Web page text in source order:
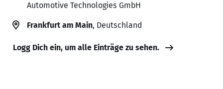
Automotive Technologies GmbH
Frankfurt am Main, Deutschland
Logg Dich ein, um alle Einträge zu sehen.